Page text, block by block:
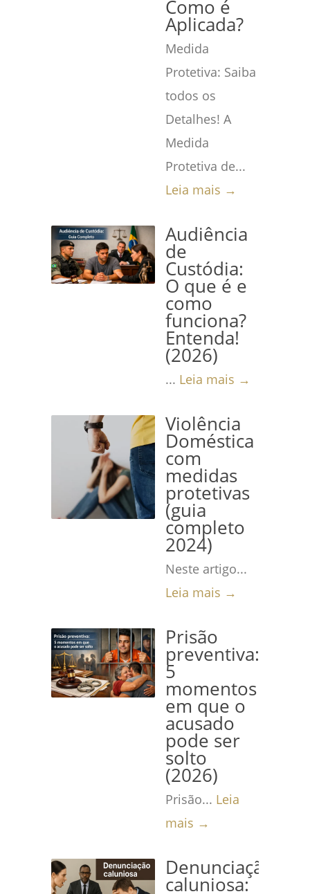
Como é
Aplicada?
Medida
Protetiva: Saiba
todos os
Detalhes! A
Medida
Protetiva de...
Leia mais →
Audiência
de
Custódia:
O que é e
como
funciona?
Entenda!
(2026)
... Leia mais →
Violência
Doméstica
com
medidas
protetivas
(guia
completo
2024)
Neste artigo...
Leia mais →
Prisão
preventiva:
5
momentos
em que o
acusado
pode ser
solto
(2026)
Prisão... Leia
mais →
Denunciação
caluniosa: